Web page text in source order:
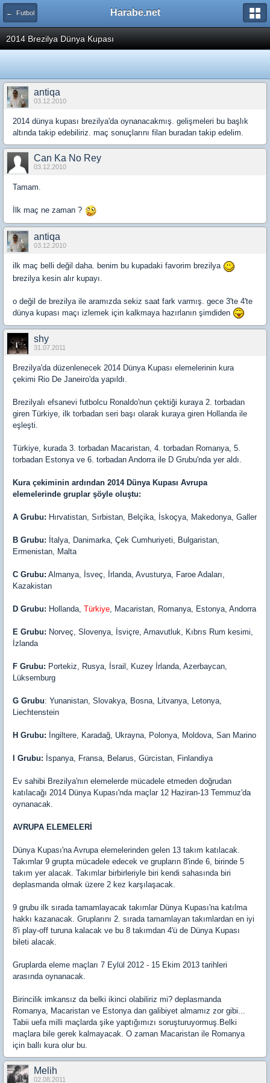
← Futbol Harabe.net
2014 Brezilya Dünya Kupası
antiqa
03.12.2010
2014 dünya kupası brezilya'da oynanacakmış. gelişmeleri bu başlık
altında takip edebiliriz. maç sonuçlarını filan buradan takip edelim.
Can Ka No Rey
03.12.2010
Tamam.
İlk maç ne zaman ?
antiqa
03.12.2010
ilk maç belli değil daha. benim bu kupadaki favorim brezilya
brezilya kesin alır kupayı.
o değil de brezilya ile aramızda sekiz saat fark varmış. gece 3'te 4'te
dünya kupası maçı izlemek için kalkmaya hazırlanın şimdiden
shy
31.07.2011
Brezilya'da düzenlenecek 2014 Dünya Kupası elemelerinin kura
çekimi Rio De Janeiro'da yapıldı.
Brezilyalı efsanevi futbolcu Ronaldo'nun çektiği kuraya 2. torbadan
giren Türkiye, ilk torbadan seri başı olarak kuraya giren Hollanda ile
eşleşti.
Türkiye, kurada 3. torbadan Macaristan, 4. torbadan Romanya, 5.
torbadan Estonya ve 6. torbadan Andorra ile D Grubu'nda yer aldı.
Kura çekiminin ardından 2014 Dünya Kupası Avrupa
elemelerinde gruplar şöyle oluştu:
A Grubu: Hırvatistan, Sırbistan, Belçika, İskoçya, Makedonya, Galler
B Grubu: İtalya, Danimarka, Çek Cumhuriyeti, Bulgaristan,
Ermenistan, Malta
C Grubu: Almanya, İsveç, İrlanda, Avusturya, Faroe Adaları,
Kazakistan
D Grubu: Hollanda, Türkiye, Macaristan, Romanya, Estonya, Andorra
E Grubu: Norveç, Slovenya, İsviçre, Arnavutluk, Kıbrıs Rum kesimi,
İzlanda
F Grubu: Portekiz, Rusya, İsrail, Kuzey İrlanda, Azerbaycan,
Lüksemburg
G Grubu: Yunanistan, Slovakya, Bosna, Litvanya, Letonya,
Liechtenstein
H Grubu: İngiltere, Karadağ, Ukrayna, Polonya, Moldova, San Marino
I Grubu: İspanya, Fransa, Belarus, Gürcistan, Finlandiya
Ev sahibi Brezilya'nın elemelerde mücadele etmeden doğrudan
katılacağı 2014 Dünya Kupası'nda maçlar 12 Haziran-13 Temmuz'da
oynanacak.
AVRUPA ELEMELERİ
Dünya Kupası'na Avrupa elemelerinden gelen 13 takım katılacak.
Takımlar 9 grupta mücadele edecek ve grupların 8'inde 6, birinde 5
takım yer alacak. Takımlar birbirleriyle biri kendi sahasında biri
deplasmanda olmak üzere 2 kez karşılaşacak.
9 grubu ilk sırada tamamlayacak takımlar Dünya Kupası'na katılma
hakkı kazanacak. Gruplarını 2. sırada tamamlayan takımlardan en iyi
8'i play-off turuna kalacak ve bu 8 takımdan 4'ü de Dünya Kupası
bileti alacak.
Gruplarda eleme maçları 7 Eylül 2012 - 15 Ekim 2013 tarihleri
arasında oynanacak.
Birincilik imkansız da belki ikinci olabiliriz mi? deplasmanda
Romanya, Macaristan ve Estonya dan galibiyet almamız zor gibi...
Tabii uefa milli maçlarda şike yaptığımızı soruşturuyormuş.Belki
maçlara bile gerek kalmayacak. O zaman Macaristan ile Romanya
için ballı kura olur bu.
Melih
02.08.2011